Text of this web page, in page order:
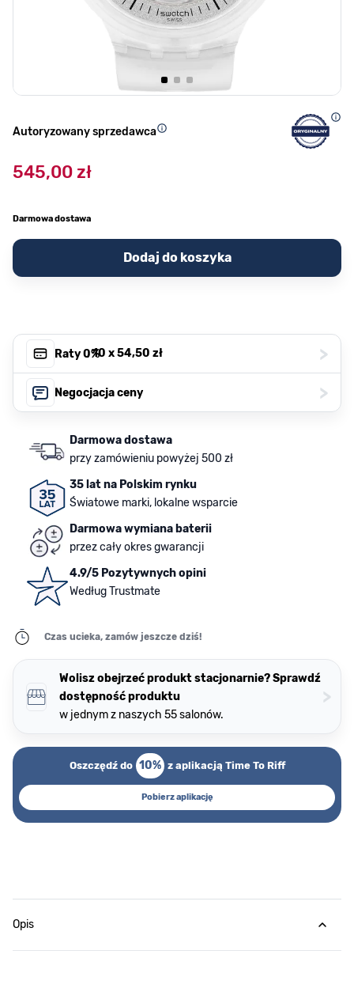
Autoryzowany sprzedawca
545,00 zł
Darmowa dostawa
Dodaj do koszyka
Raty 0%, 10 x54,50 zł >
Negocjacja ceny >
Darmowa dostawa
przy zamówieniu powyżej 500 zł
35 lat na Polskim rynku
Światowe marki, lokalne wsparcie
Darmowa wymiana baterii
przez cały okres gwarancji
4.9/5 Pozytywnych opini
Według Trustmate
Czas ucieka, zamów jeszcze dziś!
Wolisz obejrzeć produkt stacjonarnie? Sprawdź
dostępność produktu
w jednym z naszych 55 salonów.
>
Oszczędź do 10% z aplikacją Time To Riff
Pobierz aplikację
Opis